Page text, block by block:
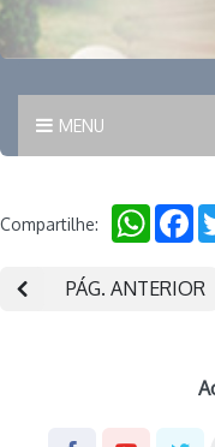
MENU
Compartilhe:
PÁG. ANTERIOR